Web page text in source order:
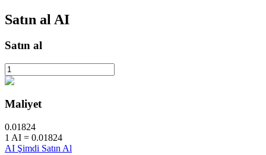
Otomatik Yatırım
Satın al AI
Satın al
Maliyet
0.01824
1 AI = 0.01824
AI Şimdi Satın Al